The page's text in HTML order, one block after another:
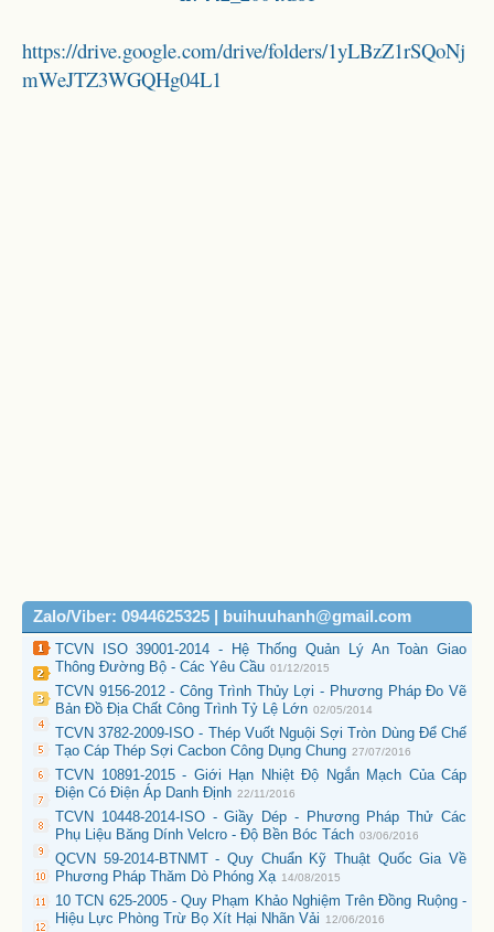
https://drive.google.com/drive/folders/1yLBzZ1rSQoNj
mWeJTZ3WGQHg04L1
Zalo/Viber: 0944625325 | buihuuhanh@gmail.com
TCVN ISO 39001-2014 - Hệ Thống Quản Lý An Toàn Giao
Thông Đường Bộ - Các Yêu Cầu 01/12/2015
TCVN 9156-2012 - Công Trình Thủy Lợi - Phương Pháp Đo Vẽ
Bản Đồ Địa Chất Công Trình Tỷ Lệ Lớn 02/05/2014
TCVN 3782-2009-ISO - Thép Vuốt Nguội Sợi Tròn Dùng Để Chế
Tạo Cáp Thép Sợi Cacbon Công Dụng Chung 27/07/2016
TCVN 10891-2015 - Giới Hạn Nhiệt Độ Ngắn Mạch Của Cáp
Điện Có Điện Áp Danh Định 22/11/2016
TCVN 10448-2014-ISO - Giầy Dép - Phương Pháp Thử Các
Phụ Liệu Băng Dính Velcro - Độ Bền Bóc Tách 03/06/2016
QCVN 59-2014-BTNMT - Quy Chuẩn Kỹ Thuật Quốc Gia Về
Phương Pháp Thăm Dò Phóng Xạ 14/08/2015
10 TCN 625-2005 - Quy Phạm Khảo Nghiệm Trên Đồng Ruộng -
Hiệu Lực Phòng Trừ Bọ Xít Hại Nhãn Vải
12/06/2016